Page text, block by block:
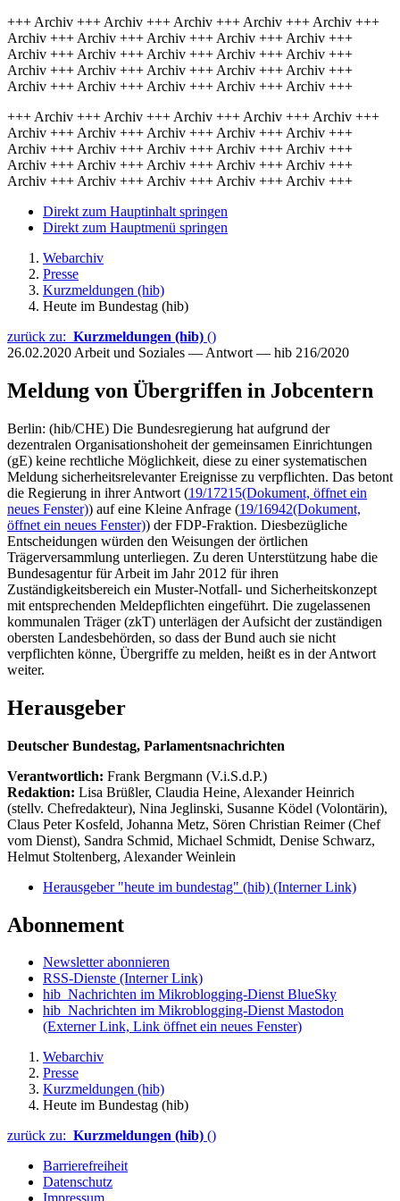
+++ Archiv +++ Archiv +++ Archiv +++ Archiv +++ Archiv +++
Archiv +++ Archiv +++ Archiv +++ Archiv +++ Archiv +++
Archiv +++ Archiv +++ Archiv +++ Archiv +++ Archiv +++
Archiv +++ Archiv +++ Archiv +++ Archiv +++ Archiv +++
Archiv +++ Archiv +++ Archiv +++ Archiv +++ Archiv +++
+++ Archiv +++ Archiv +++ Archiv +++ Archiv +++ Archiv +++
Archiv +++ Archiv +++ Archiv +++ Archiv +++ Archiv +++
Archiv +++ Archiv +++ Archiv +++ Archiv +++ Archiv +++
Archiv +++ Archiv +++ Archiv +++ Archiv +++ Archiv +++
Archiv +++ Archiv +++ Archiv +++ Archiv +++ Archiv +++
Direkt zum Hauptinhalt springen
Direkt zum Hauptmenü springen
Webarchiv
Presse
Kurzmeldungen (hib)
Heute im Bundestag (hib)
zurück zu: Kurzmeldungen (hib) ()
26.02.2020 Arbeit und Soziales — Antwort — hib 216/2020
Meldung von Übergriffen in Jobcentern
Berlin: (hib/CHE) Die Bundesregierung hat aufgrund der
dezentralen Organisationshoheit der gemeinsamen Einrichtungen
(gE) keine rechtliche Möglichkeit, diese zu einer systematischen
Meldung sicherheitsrelevanter Ereignisse zu verpflichten. Das betont
die Regierung in ihrer Antwort (19/17215(Dokument, öffnet ein
neues Fenster)) auf eine Kleine Anfrage (19/16942(Dokument,
öffnet ein neues Fenster)) der FDP-Fraktion. Diesbezügliche
Entscheidungen würden den Weisungen der örtlichen
Trägerversammlung unterliegen. Zu deren Unterstützung habe die
Bundesagentur für Arbeit im Jahr 2012 für ihren
Zuständigkeitsbereich ein Muster-Notfall- und Sicherheitskonzept
mit entsprechenden Meldepflichten eingeführt. Die zugelassenen
kommunalen Träger (zkT) unterlägen der Aufsicht der zuständigen
obersten Landesbehörden, so dass der Bund auch sie nicht
verpflichten könne, Übergriffe zu melden, heißt es in der Antwort
weiter.
Herausgeber
Deutscher Bundestag, Parlamentsnachrichten
Verantwortlich: Frank Bergmann (V.i.S.d.P.)
Redaktion: Lisa Brüßler, Claudia Heine, Alexander Heinrich
(stellv. Chefredakteur), Nina Jeglinski, Susanne Ködel (Volontärin),
Claus Peter Kosfeld, Johanna Metz, Sören Christian Reimer (Chef
vom Dienst), Sandra Schmid, Michael Schmidt, Denise Schwarz,
Helmut Stoltenberg, Alexander Weinlein
Herausgeber "heute im bundestag" (hib) (Interner Link)
Abonnement
Newsletter abonnieren
RSS-Dienste (Interner Link)
hib_Nachrichten im Mikroblogging-Dienst BlueSky
hib_Nachrichten im Mikroblogging-Dienst Mastodon
(Externer Link, Link öffnet ein neues Fenster)
Webarchiv
Presse
Kurzmeldungen (hib)
Heute im Bundestag (hib)
zurück zu: Kurzmeldungen (hib) ()
Barrierefreiheit
Datenschutz